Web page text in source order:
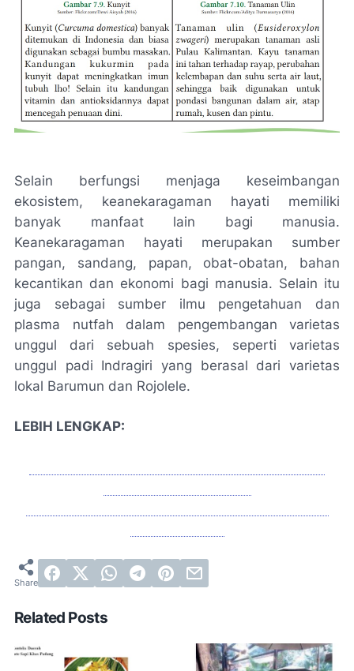
Selain berfungsi menjaga keseimbangan
ekosistem, keanekaragaman hayati memiliki
banyak manfaat lain bagi manusia.
Keanekaragaman hayati merupakan sumber
pangan, sandang, papan, obat-obatan, bahan
kecantikan dan ekonomi bagi manusia. Selain itu
juga sebagai sumber ilmu pengetahuan dan
plasma nutfah dalam pengembangan varietas
unggul dari sebuah spesies, seperti varietas
unggul padi Indragiri yang berasal dari varietas
lokal Barumun dan Rojolele.
LEBIH LENGKAP:
Related Posts